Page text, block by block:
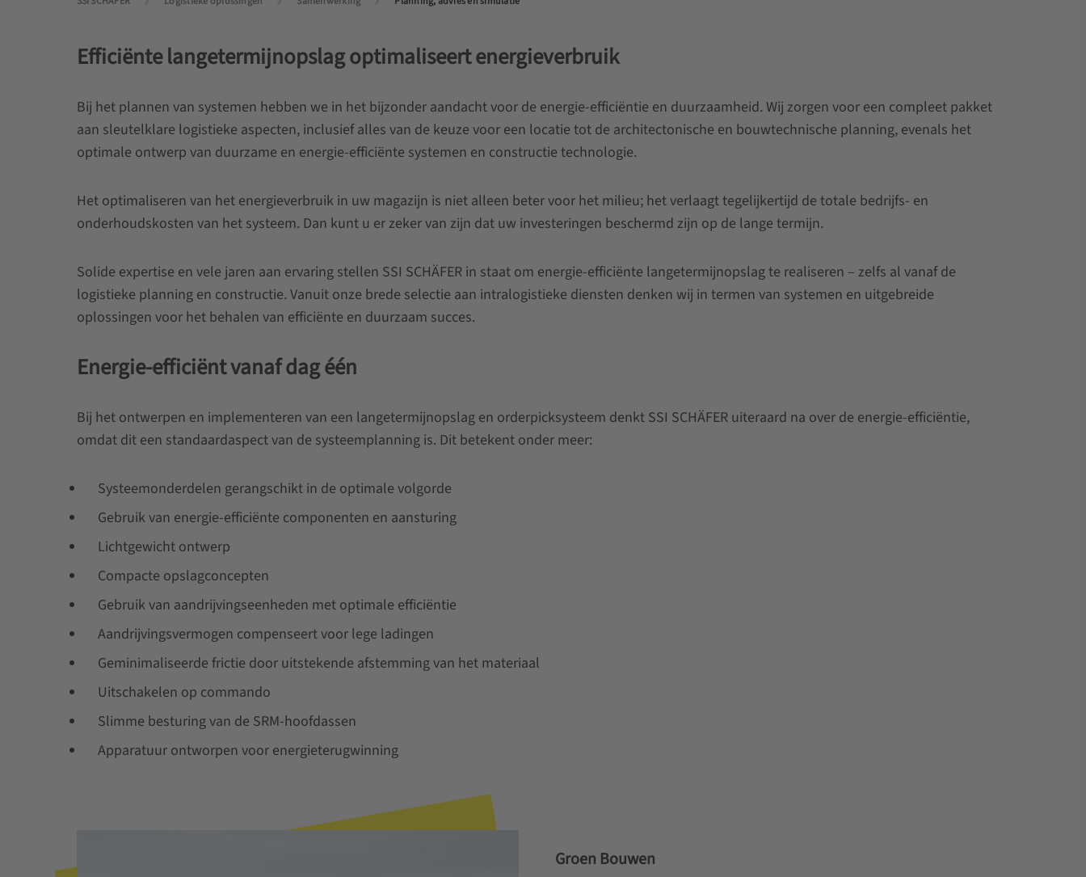
Efficiënte langetermijnopslag optimaliseert energieverbruik
Bij het plannen van systemen hebben we in het bijzonder aandacht voor de energie-efficiëntie en duurzaamheid. Wij zorgen voor een compleet pakket
aan sleutelklare logistieke aspecten, inclusief alles van de keuze voor een locatie tot de architectonische en bouwtechnische planning, evenals het
optimale ontwerp van duurzame en energie-efficiënte systemen en constructie technologie.
Het optimaliseren van het energieverbruik in uw magazijn is niet alleen beter voor het milieu; het verlaagt tegelijkertijd de totale bedrijfs- en
onderhoudskosten van het systeem. Dan kunt u er zeker van zijn dat uw investeringen beschermd zijn op de lange termijn.
Solide expertise en vele jaren aan ervaring stellen SSI SCHÄFER in staat om energie-efficiënte langetermijnopslag te realiseren – zelfs al vanaf de
logistieke planning en constructie. Vanuit onze brede selectie aan intralogistieke diensten denken wij in termen van systemen en uitgebreide
oplossingen voor het behalen van efficiënte en duurzaam succes.
Energie-efficiënt vanaf dag één
Bij het ontwerpen en implementeren van een langetermijnopslag en orderpicksysteem denkt SSI SCHÄFER uiteraard na over de energie-efficiëntie,
omdat dit een standaardaspect van de systeemplanning is. Dit betekent onder meer:
Systeemonderdelen gerangschikt in de optimale volgorde
Gebruik van energie-efficiënte componenten en aansturing
Lichtgewicht ontwerp
Compacte opslagconcepten
Gebruik van aandrijvingseenheden met optimale efficiëntie
Aandrijvingsvermogen compenseert voor lege ladingen
Geminimaliseerde frictie door uitstekende afstemming van het materiaal
Uitschakelen op commando
Slimme besturing van de SRM-hoofdassen
Apparatuur ontworpen voor energieterugwinning
Groen Bouwen